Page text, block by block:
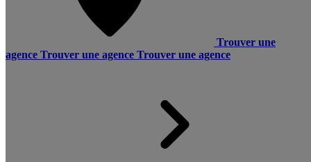
Trouver une
agence Trouver une agence Trouver une agence